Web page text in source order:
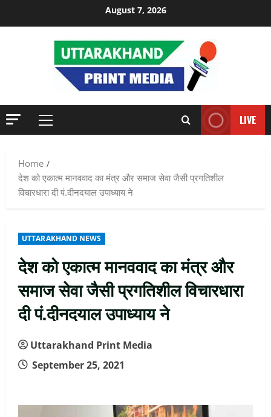
August 7, 2026
Primary
LIVE
Home
देश को एकात्म मानववाद का मंत्र और समाज सेवा जैसी प्रगतिशील
विचारधारा दी पं.दीनदयाल उपाध्याय ने
UTTARAKHAND NEWS
देश को एकात्म मानववाद का मंत्र और
समाज सेवा जैसी प्रगतिशील विचारधारा
दी पं.दीनदयाल उपाध्याय ने
Uttarakhand Print Media
September 25, 2021